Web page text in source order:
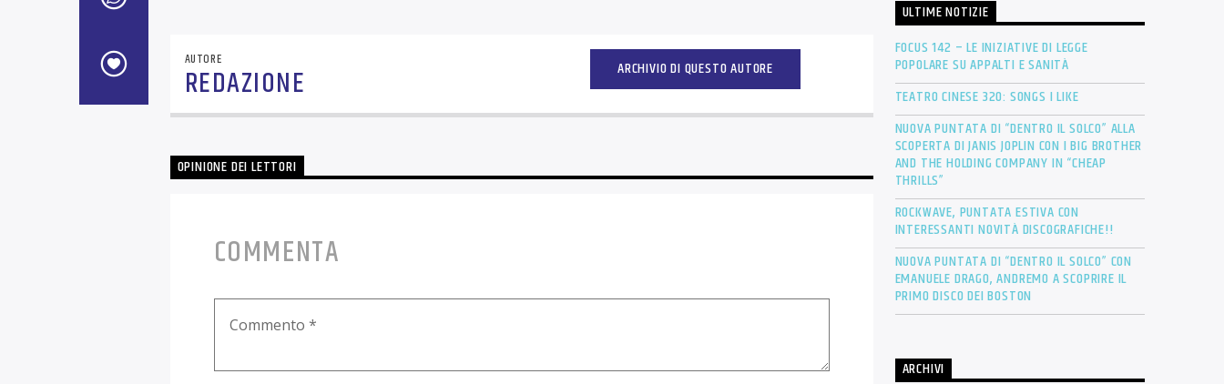
AUTORE
REDAZIONE ARCHIVIO DI QUESTO AUTORE
OPINIONE DEI LETTORI
COMMENTA
ULTIME NOTIZIE
FOCUS 142 – LE INIZIATIVE DI LEGGE
POPOLARE SU APPALTI E SANITÀ
TEATRO CINESE 320: SONGS I LIKE
NUOVA PUNTATA DI “DENTRO IL SOLCO” ALLA
SCOPERTA DI JANIS JOPLIN CON I BIG BROTHER
AND THE HOLDING COMPANY IN “CHEAP
THRILLS”
ROCKWAVE, PUNTATA ESTIVA CON
INTERESSANTI NOVITÀ DISCOGRAFICHE!!
NUOVA PUNTATA DI “DENTRO IL SOLCO” CON
EMANUELE DRAGO, ANDREMO A SCOPRIRE IL
PRIMO DISCO DEI BOSTON
ARCHIVI